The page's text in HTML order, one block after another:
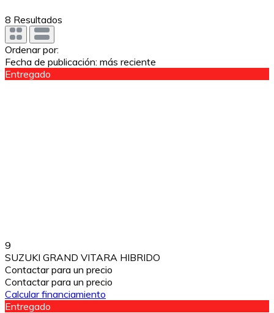
8 Resultados
Ordenar por:
Fecha de publicación: más reciente
Entregado
9
SUZUKI GRAND VITARA HIBRIDO
Contactar para un precio
Contactar para un precio
Calcular financiamiento
Entregado